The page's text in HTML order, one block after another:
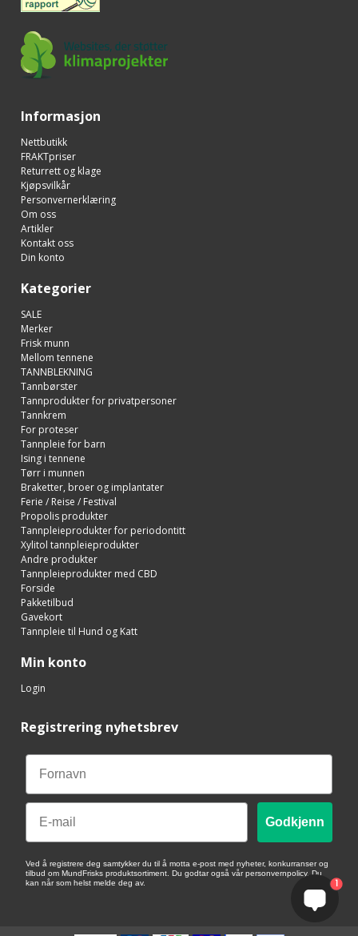
Informasjon
Nettbutikk
FRAKTpriser
Returrett og klage
Kjøpsvilkår
Personvernerklæring
Om oss
Artikler
Kontakt oss
Din konto
Kategorier
SALE
Merker
Frisk munn
Mellom tennene
TANNBLEKNING
Tannbørster
Tannprodukter for privatpersoner
Tannkrem
For proteser
Tannpleie for barn
Ising i tennene
Tørr i munnen
Braketter, broer og implantater
Ferie / Reise / Festival
Propolis produkter
Tannpleieprodukter for periodontitt
Xylitol tannpleieprodukter
Andre produkter
Tannpleieprodukter med CBD
Forside
Pakketilbud
Gavekort
Tannpleie til Hund og Katt
Min konto
Login
Registrering nyhetsbrev
Email
Godkjenn
Ved å registrere deg samtykker du til å motta e-post med nyheter, konkurranser og
tilbud om MundFrisks produktsortiment. Du godtar også vår personvernpolicy. Du
kan når som helst melde deg av.
1